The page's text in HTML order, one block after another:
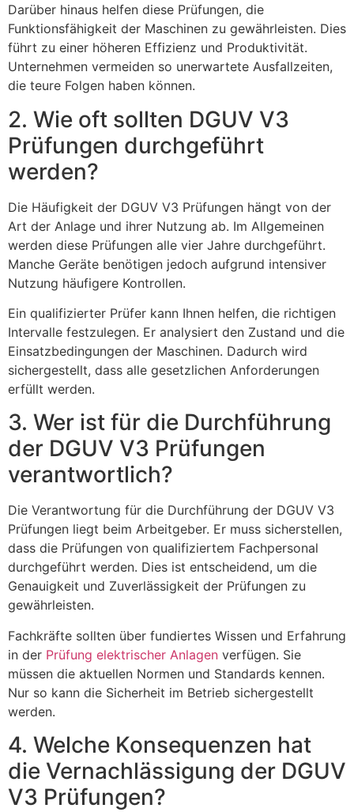
Darüber hinaus helfen diese Prüfungen, die
Funktionsfähigkeit der Maschinen zu gewährleisten. Dies
führt zu einer höheren Effizienz und Produktivität.
Unternehmen vermeiden so unerwartete Ausfallzeiten,
die teure Folgen haben können.
2. Wie oft sollten DGUV V3
Prüfungen durchgeführt
werden?
Die Häufigkeit der DGUV V3 Prüfungen hängt von der
Art der Anlage und ihrer Nutzung ab. Im Allgemeinen
werden diese Prüfungen alle vier Jahre durchgeführt.
Manche Geräte benötigen jedoch aufgrund intensiver
Nutzung häufigere Kontrollen.
Ein qualifizierter Prüfer kann Ihnen helfen, die richtigen
Intervalle festzulegen. Er analysiert den Zustand und die
Einsatzbedingungen der Maschinen. Dadurch wird
sichergestellt, dass alle gesetzlichen Anforderungen
erfüllt werden.
3. Wer ist für die Durchführung
der DGUV V3 Prüfungen
verantwortlich?
Die Verantwortung für die Durchführung der DGUV V3
Prüfungen liegt beim Arbeitgeber. Er muss sicherstellen,
dass die Prüfungen von qualifiziertem Fachpersonal
durchgeführt werden. Dies ist entscheidend, um die
Genauigkeit und Zuverlässigkeit der Prüfungen zu
gewährleisten.
Fachkräfte sollten über fundiertes Wissen und Erfahrung
in der Prüfung elektrischer Anlagen verfügen. Sie
müssen die aktuellen Normen und Standards kennen.
Nur so kann die Sicherheit im Betrieb sichergestellt
werden.
4. Welche Konsequenzen hat
die Vernachlässigung der DGUV
V3 Prüfungen?